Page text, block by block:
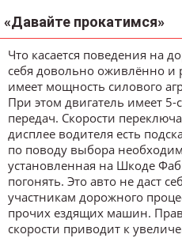
«Давайте прокатимся»
Что касается поведения на
себя довольно оживлённо и
имеет мощность силового
При этом двигатель имеет 5-
передач. Скорости
дисплее водителя есть
по поводу выбора
установленная на Шкоде
погонять. Это авто не даст
участникам дорожного
прочих ездящих машин.
скорости приводит к